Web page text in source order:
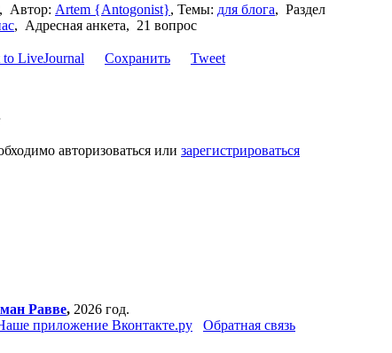
Автор: Artem {Antogonist}, Темы: для блога, Раздел
, Адресная анкета, 21 вопрос
Сохранить Tweet
авторизоваться или зарегистрироваться
Равве, 2026 год.
приложение Вконтакте.ру Обратная связь